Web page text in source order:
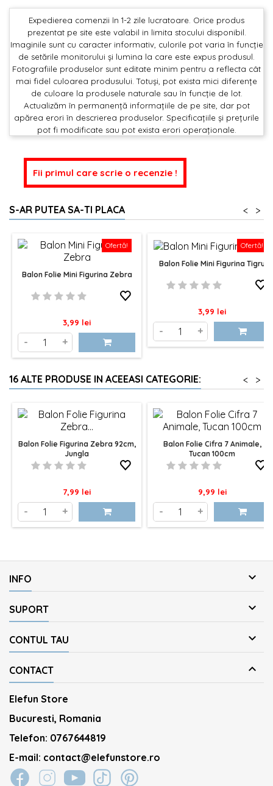
Expedierea comenzii în 1-2 zile lucratoare. Orice produs
prezentat pe site este valabil in limita stocului disponibil.
Imaginile sunt cu caracter informativ, culorile pot varia în funcție
de setările monitorului și lumina la care este expus produsul.
Fotografiile produselor sunt editate minim pentru a reflecta cât
mai fidel culoarea produsului. Totuși, pot exista mici diferențe
de culoare la produsele naturale sau în funcție de lot.
Actualizăm în permanență informațiile de pe site, dar pot
apărea erori în descrierea produselor. Specificațiile și prețurile
pot fi modificate sau pot exista erori operaționale.
Fii primul care scrie o recenzie !
S-AR PUTEA SA-TI PLACA >
<
Ofertă!
Balon Folie Mini Figurina Zebra
Pret
3,99 lei
- +
Ofertă!
Balon Folie Mini Figurina Tigru
Pret
3,99 lei
- +
16 ALTE PRODUSE IN ACEEASI CATEGORIE: >
<
Balon Folie Figurina Zebra 92cm,
Jungla
Pret
7,99 lei
- +
Balon Folie Cifra 7 Animale,
Tucan 100cm
Pret
9,99 lei
- +
INFO 
SUPORT 
CONTUL TAU 
CONTACT 
Elefun Store
Bucuresti, Romania
Telefon: 0767644819
E-mail: contact@elefunstore.ro